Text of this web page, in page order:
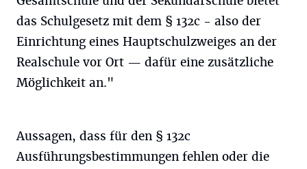
das Schulgesetz mit dem § 132c - also der
Einrichtung eines Hauptschulzweiges an der
Realschule vor Ort — dafür eine zusätzliche
Möglichkeit an."
Aussagen, dass für den § 132c
Ausführungsbestimmungen fehlen oder die